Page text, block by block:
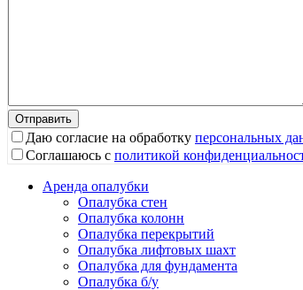
Даю согласие на обработку персональных
Соглашаюсь с политикой
Аренда опалубки
Опалубка стен
Опалубка колонн
Опалубка перекрытий
Опалубка лифтовых шахт
Опалубка для фундамента
Опалубка б/у